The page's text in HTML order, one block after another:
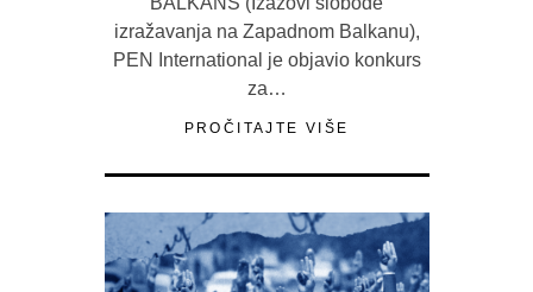
izražavanja na Zapadnom Balkanu),
PEN International je objavio konkurs
za…
PROČITAJTE VIŠE